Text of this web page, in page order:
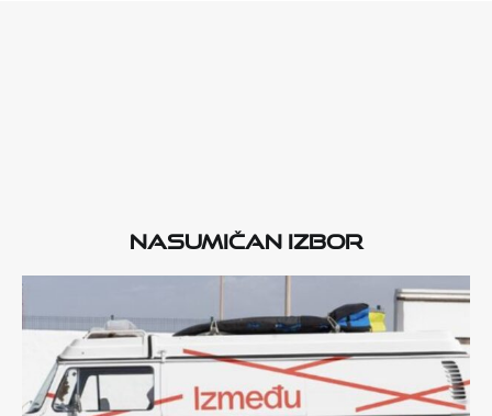
Nasumičan izbor